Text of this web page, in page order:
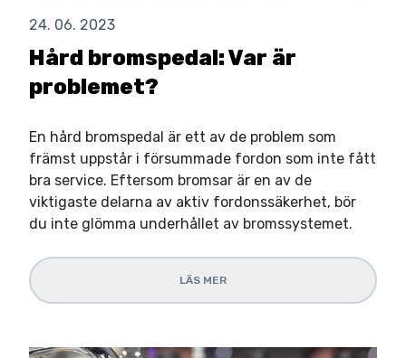
24. 06. 2023
Hård bromspedal: Var är
problemet?
En hård bromspedal är ett av de problem som
främst uppstår i försummade fordon som inte fått
bra service. Eftersom bromsar är en av de
viktigaste delarna av aktiv fordonssäkerhet, bör
du inte glömma underhållet av bromssystemet.
LÄS MER